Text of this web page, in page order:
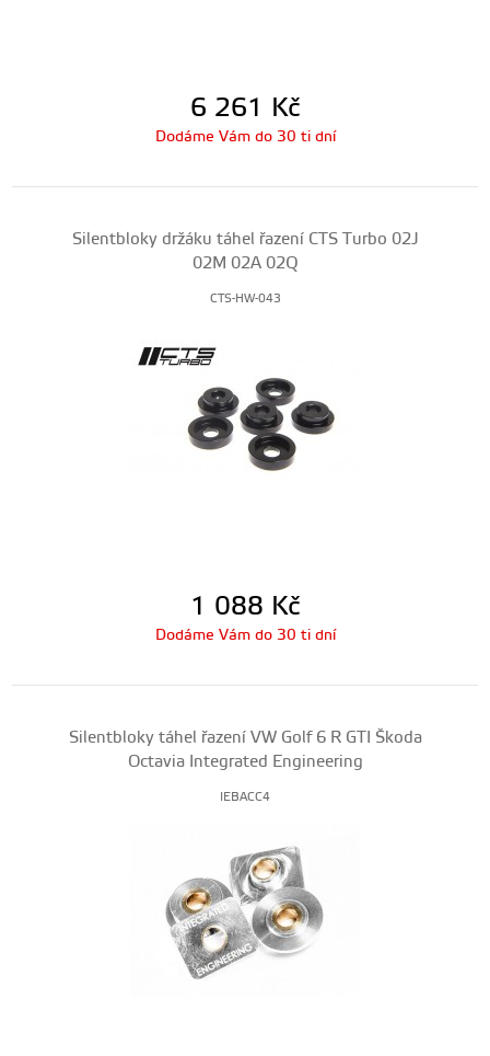
6 261 Kč
Dodáme Vám do 30 ti dní
Silentbloky držáku táhel řazení CTS Turbo 02J
02M 02A 02Q
CTS-HW-043
1 088 Kč
Dodáme Vám do 30 ti dní
Silentbloky táhel řazení VW Golf 6 R GTI Škoda
Octavia Integrated Engineering
IEBACC4